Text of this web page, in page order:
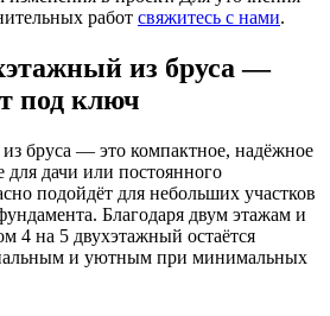
работ свяжитесь с нами.
из бруса —
под ключ
бруса — это компактное, надёжное
дачи или постоянного
подойдёт для небольших участков
Благодаря двум этажам и
4 на 5 двухэтажный остаётся
и уютным при минимальных